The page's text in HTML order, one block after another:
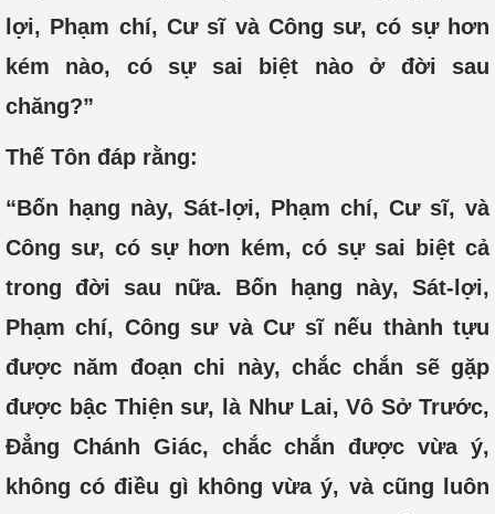
lợi, Phạm chí, Cư sĩ và Công sư, có sự hơn
kém nào, có sự sai biệt nào ở đời sau
chăng?”
Thế Tôn đáp rằng:
“Bốn hạng này, Sát-lợi, Phạm chí, Cư sĩ, và
Công sư, có sự hơn kém, có sự sai biệt cả
trong đời sau nữa. Bốn hạng này, Sát-lợi,
Phạm chí, Công sư và Cư sĩ nếu thành tựu
được năm đoạn chi này, chắc chắn sẽ gặp
được bậc Thiện sư, là Như Lai, Vô Sở Trước,
Đẳng Chánh Giác, chắc chắn được vừa ý,
không có điều gì không vừa ý, và cũng luôn